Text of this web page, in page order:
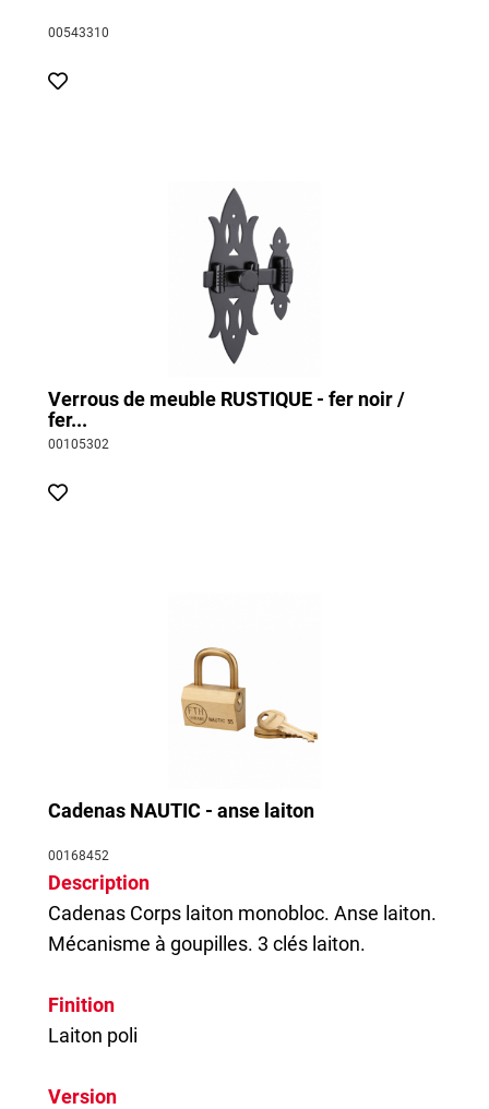
00543310
Verrous de meuble RUSTIQUE - fer noir /
fer...
00105302
Cadenas NAUTIC - anse laiton
00168452
Description
Cadenas Corps laiton monobloc. Anse laiton.
Mécanisme à goupilles. 3 clés laiton.
Finition
Laiton poli
Version